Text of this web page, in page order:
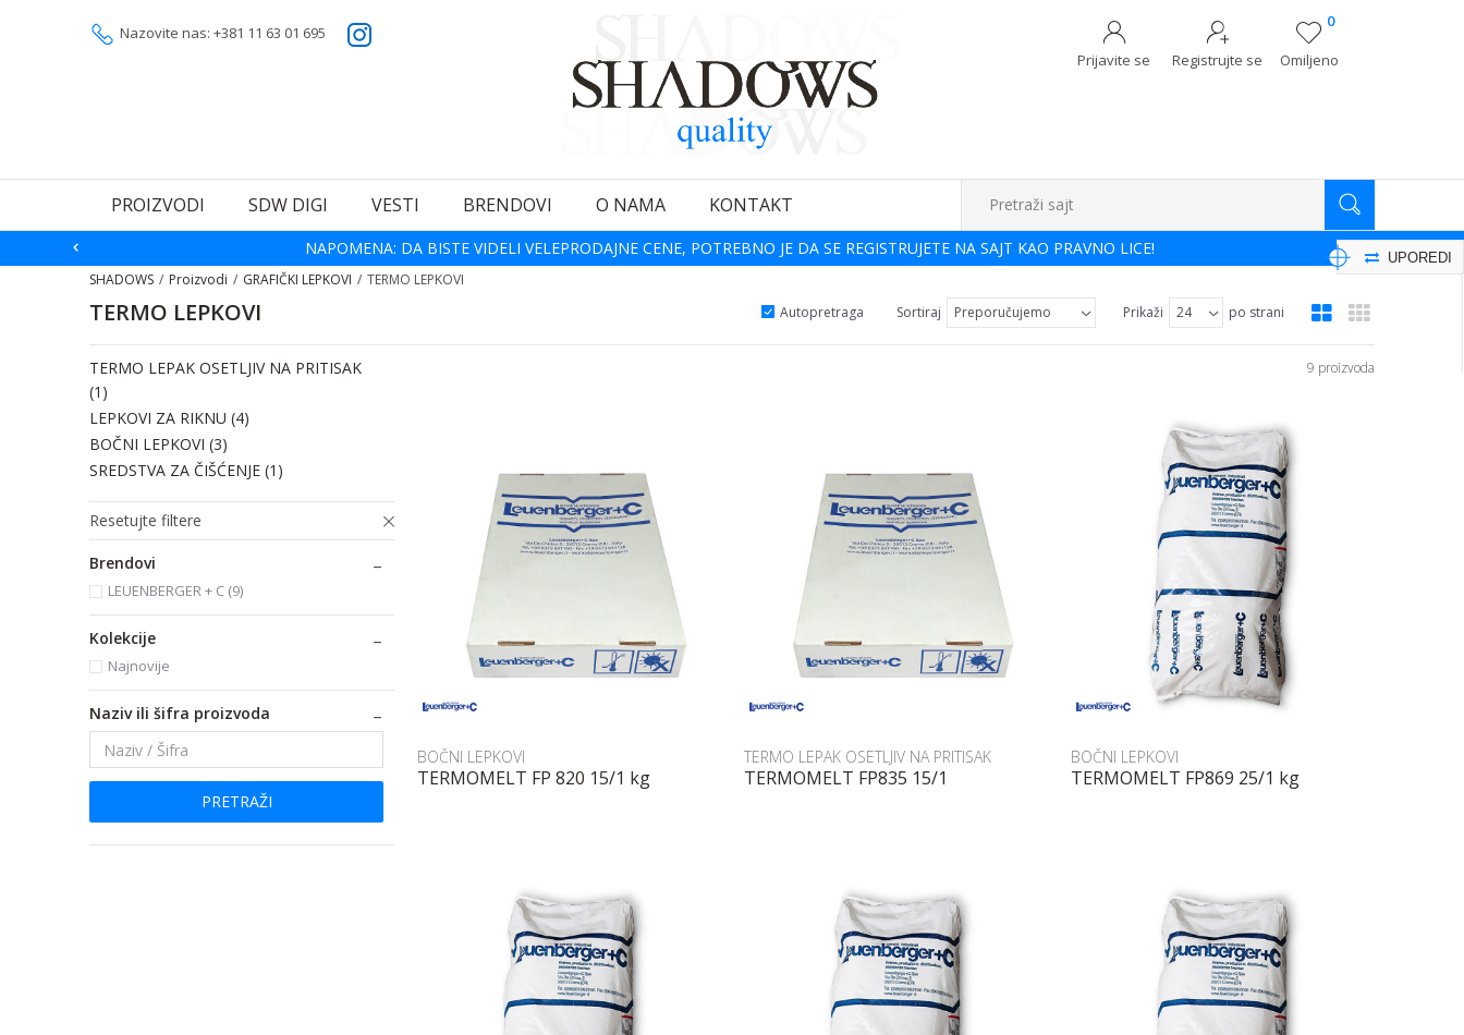
Nazovite nas: +381 11 63 01 695
Omiljeno
0
Prijavite se
Registrujte se
PROIZVODI SDW DIGI VESTI BRENDOVI O NAMA KONTAKT Pretraži sajt
NAPOMENA: DA BISTE VIDELI VELEPRODAJNE CENE, POTREBNO JE DA SE REGISTRUJETE NA SAJT KAO PRAVNO LICE! UPOREDI
SHADOWS Proizvodi GRAFIČKI LEPKOVI TERMO LEPKOVI
TERMO LEPKOVI Autopretraga Sortiraj Prikaži po strani
TERMO LEPAK OSETLJIV NA PRITISAK
(1)
LEPKOVI ZA RIKNU (4)
BOČNI LEPKOVI (3)
SREDSTVA ZA ČIŠĆENJE (1)
Resetujte filtere
Brendovi
LEUENBERGER + C (9)
Kolekcije
Najnovije
Naziv ili šifra proizvoda
PRETRAŽI
9 proizvoda
BOČNI LEPKOVI
TERMOMELT FP 820 15/1 kg
TERMO LEPAK OSETLJIV NA PRITISAK
TERMOMELT FP835 15/1
BOČNI LEPKOVI
TERMOMELT FP869 25/1 kg